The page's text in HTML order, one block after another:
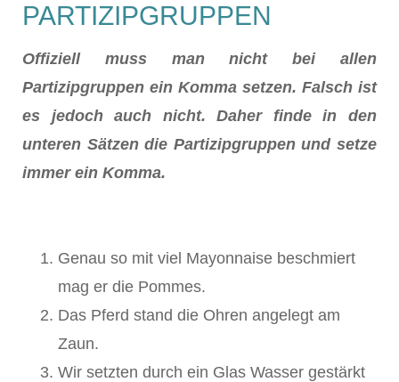
PARTIZIPGRUPPEN
Offiziell muss man nicht bei allen
Partizipgruppen ein Komma setzen. Falsch ist
es jedoch auch nicht. Daher finde in den
unteren Sätzen die Partizipgruppen und setze
immer ein Komma.
Genau so mit viel Mayonnaise beschmiert
mag er die Pommes.
Das Pferd stand die Ohren angelegt am
Zaun.
Wir setzten durch ein Glas Wasser gestärkt